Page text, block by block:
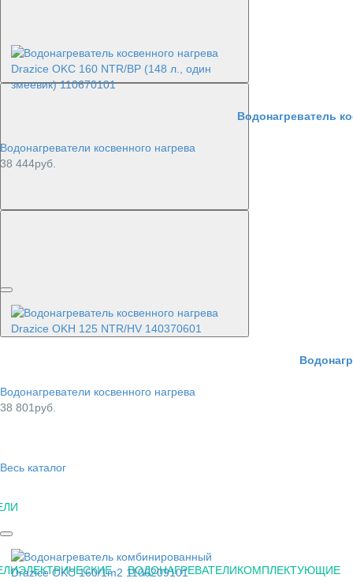
Весь каталог
ЭЛЕКТРИЧЕСКИЕ ВОДОНАГРЕВАТЕЛИКОМПЛЕКТУЮЩИЕ
Водонагреватель
Водонагреватели косвенного нагрева
38 444руб.
Водонагреватели косвенного нагрева
38 801руб.